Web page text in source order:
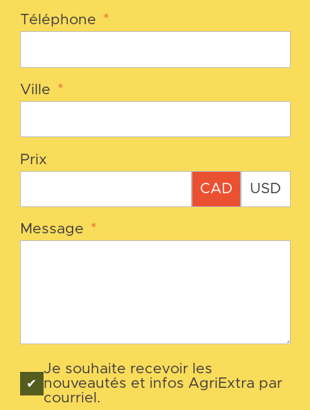
Téléphone *
Ville *
Prix
CAD USD
Message *
Je souhaite recevoir les
nouveautés et infos AgriExtra par
courriel.